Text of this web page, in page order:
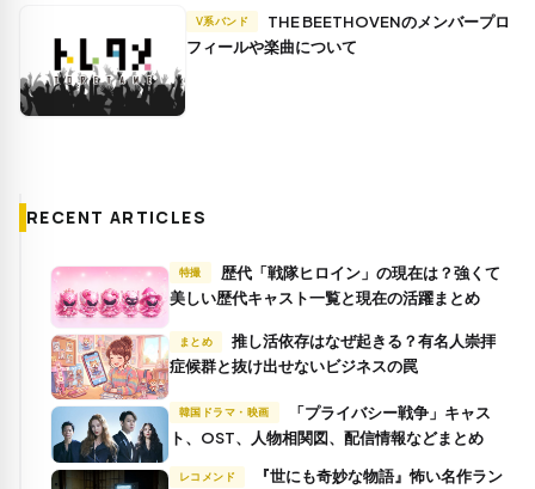
V系バンド
フィールや楽曲について
RECENT ARTICLES
特撮
美しい歴代キャスト一覧と現在の活躍まとめ
まとめ
推し活依存はなぜ起きる？有名人崇拝
症候群と抜け出せないビジネスの罠
韓国ドラマ・映画
ト、OST、人物相関図、配信情報などまとめ
レコメンド